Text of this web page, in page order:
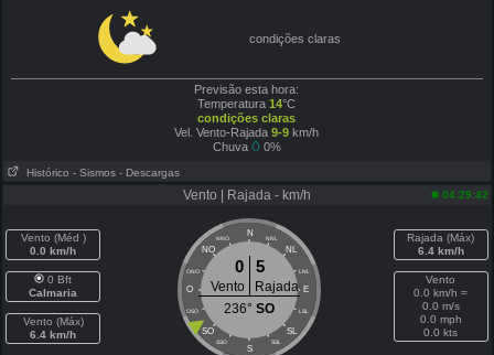
condições claras
Previsão esta hora:
Temperatura14°C
condições claras
Vel. Vento-Rajada 9-9 km/h
Chuva
0%
Histórico - Sismos - Descargas
Vento | Rajada - km/h 04:29:42
Vento (Méd )
0.0 km/h
0 Bft
Calmaria
Vento (Máx)
6.4 km/h
N
NNO NNL
NO NL
ONO LNL
O E
OSO LSL
SO SL
SSO SSL
S
0 5
Vento
Rajada
236° SO
Rajada (Máx)
6.4 km/h
Vento
0.0 km/h =
0.0 m/s
0.0 mph
0.0 kts